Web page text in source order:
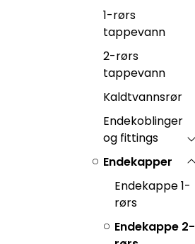
1-rørs
tappevann
2-rørs
tappevann
Kaldtvannsrør
Endekoblinger
og fittings
Endekapper
Endekappe 1-
rørs
Endekappe 2-